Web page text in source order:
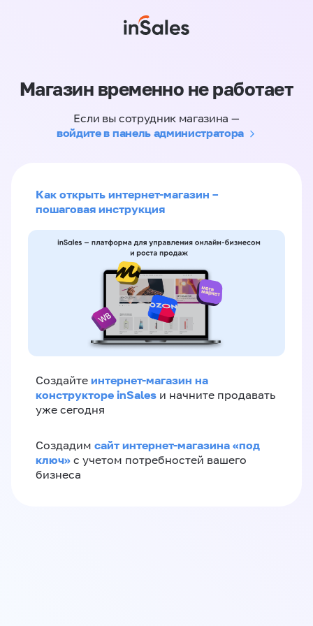
Магазин временно не работает
Если вы сотрудник магазина —
войдите в панель администратора
Как открыть интернет-магазин –
пошаговая инструкция
Создайте интернет-магазин на
конструкторе inSales и начните продавать
уже сегодня
Создадим сайт интернет-магазина «под
ключ» с учетом потребностей вашего
бизнеса